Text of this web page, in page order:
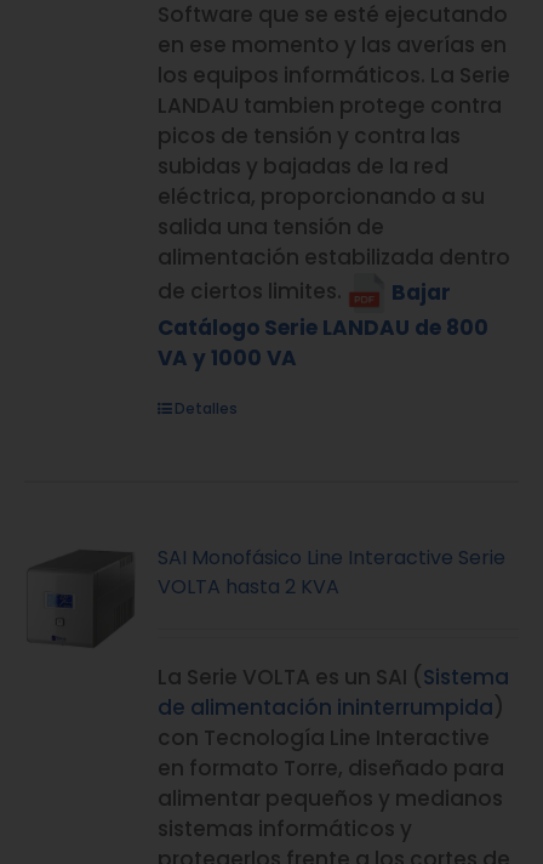
Software que se esté ejecutando
en ese momento y las averías en
los equipos informáticos. La Serie
LANDAU tambien protege contra
picos de tensión y contra las
subidas y bajadas de la red
eléctrica, proporcionando a su
salida una tensión de
alimentación estabilizada dentro
de ciertos limites.
Bajar
Catálogo Serie LANDAU de 800
VA y 1000 VA
Detalles
SAI Monofásico Line Interactive Serie
VOLTA hasta 2 KVA
La Serie VOLTA es un SAI (Sistema
de alimentación ininterrumpida)
con Tecnología Line Interactive
en formato Torre, diseñado para
alimentar pequeños y medianos
sistemas informáticos y